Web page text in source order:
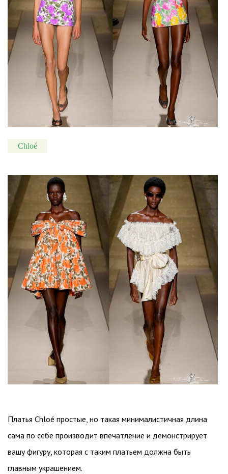
Chloé
Платья Chloé простые, но такая минималистичная длина
сама по себе производит впечатление и демонстрирует
вашу фигуру, которая с таким платьем должна быть
главным украшением.